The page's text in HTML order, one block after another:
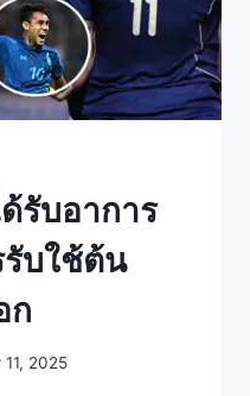
รับอาการ
รับใช้ต้น
ก
2025